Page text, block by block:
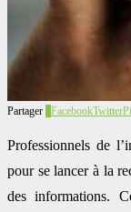
Partager FacebookTwitter
Professionnels de
pour se lancer à la
des informations.